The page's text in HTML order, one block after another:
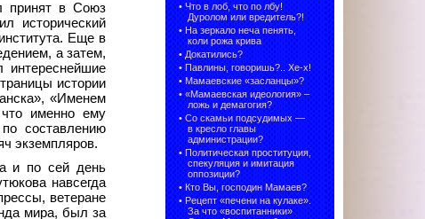
принят в Союз
исторический
Еще в
а затем,
истории
«Именем
именно ему
составлению
экземпляров.
и по сей день
навсегда
ветеране
мира, был за
• Что в лоб, что по лбу!
Дуролом или вредитель?!
• На зеркало неча пенять,
коли рожа крива
• Докатились?
• Павлины, говоришь?.. Хе-х!
• Мамаевские «засланцы»?
• «Мамаевская идеология» –
ложь и демагогия?
• Со скамьи подсудимых —
в кресло главы
администрации?
• Политическая проституция,
спекуляция и имитация
оппозиции?
• Кто Вы, господин Мамаев?
• Рецепт «печени на кулаке».
За что «воспитанники»